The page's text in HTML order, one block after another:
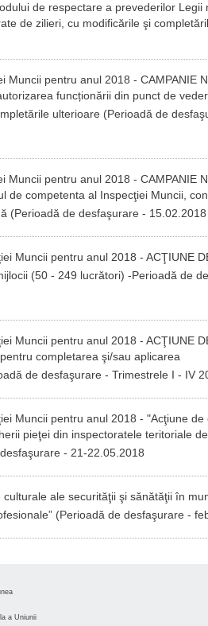
de respectare a prevederilor Legii
de zilieri, cu modificările şi
pentru anul 2018 - CAMPANIE
funcționării din punct de
ulterioare (Perioadă de
pentru anul 2018 - CAMPANIE
de competenta al Inspecţiei Muncii,
(Perioadă de desfaşurare -
Muncii pentru anul 2018 - ACŢIUNE
(50 - 249 lucrători) -Perioadă de
Muncii pentru anul 2018 - ACŢIUNE
completarea şi/sau aplicarea
de desfaşurare - Trimestrele I - IV
Muncii pentru anul 2018 - "Acţiune
pieţei din inspectoratele teritoriale
- 21-22.05.2018
ale securităţii şi sănătăţii în
(Perioadă de desfaşurare -
a Uniunii